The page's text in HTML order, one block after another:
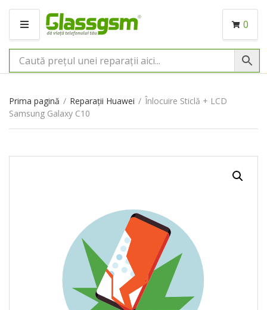
M
N
I
0
Prima pagină / Reparații Huawei / Înlocuire Sticlă + LCD
Samsung Galaxy C10